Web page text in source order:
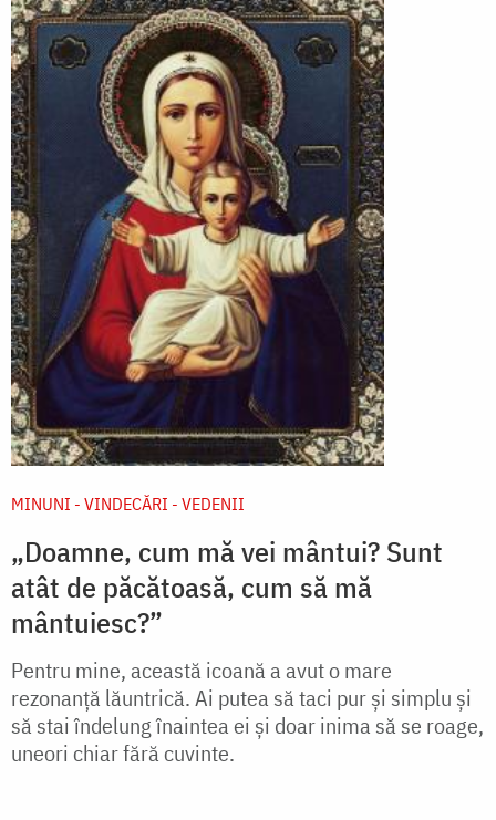
MINUNI - VINDECĂRI - VEDENII
„Doamne, cum mă vei mântui? Sunt
atât de păcătoasă, cum să mă
mântuiesc?”
Pentru mine, această icoană a avut o mare
rezonanță lăuntrică. Ai putea să taci pur și simplu și
să stai îndelung înaintea ei și doar inima să se roage,
uneori chiar fără cuvinte.